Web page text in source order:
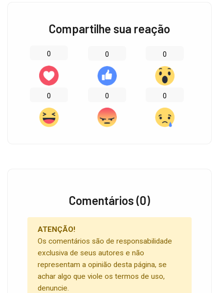
Compartilhe sua reação
0 0 0
0 0 0
Comentários (0)
ATENÇÃO!
Os comentários são de responsabilidade
exclusiva de seus autores e não
representam a opinião desta página, se
achar algo que viole os termos de uso,
denuncie.